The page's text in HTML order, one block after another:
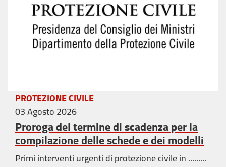
PROTEZIONE CIVILE
03 Agosto 2026
Proroga del termine di scadenza per la
compilazione delle schede e dei modelli
Primi interventi urgenti di protezione civile in .........